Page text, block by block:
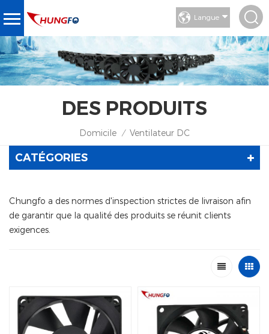
Langue
DES PRODUITS
Domicile / Ventilateur DC
CATÉGORIES
Chungfo a des normes d'inspection strictes de livraison afin
de garantir que la qualité des produits se réunit clients
exigences.